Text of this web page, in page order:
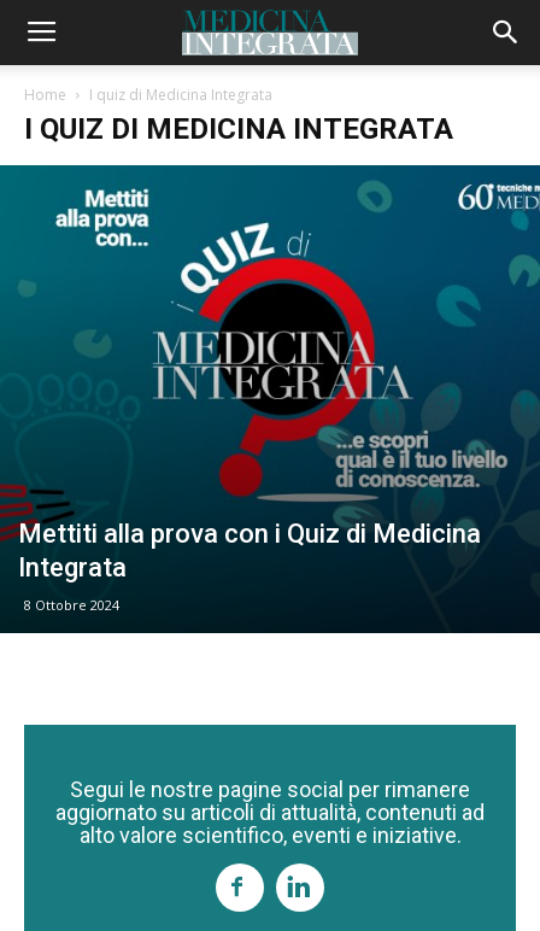
Home I quiz di Medicina Integrata
I QUIZ DI MEDICINA INTEGRATA
Mettiti alla prova con i Quiz di Medicina
Integrata
8 Ottobre 2024
Segui le nostre pagine social per rimanere
aggiornato su articoli di attualità, contenuti ad
alto valore scientifico, eventi e iniziative.